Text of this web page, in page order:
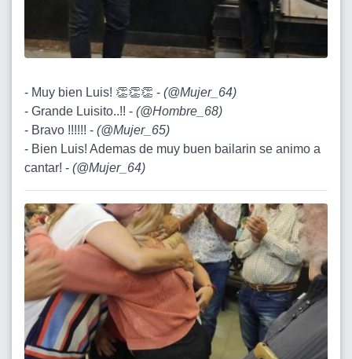
- Muy bien Luis! 👏👏👏 - (@Mujer_64)
- Grande Luisito..!! - (@Hombre_68)
- Bravo !!!!!! - (@Mujer_65)
- Bien Luis! Ademas de muy buen bailarin se animo a
cantar! - (@Mujer_64)